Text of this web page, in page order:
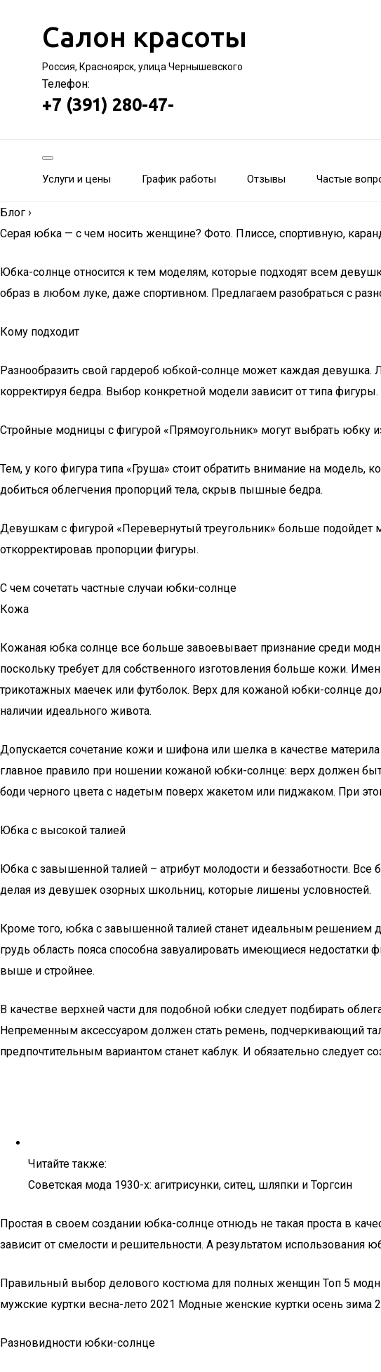
Салон красоты
Россия, Красноярск, улица Чернышевского
Телефон:
+7 (391) 280-47-
Услуги и цены График работы Отзывы Частые
Блог ›
Серая юбка — с чем носить женщине? Фото. Плиссе, спортивную,
Юбка-солнце относится к тем моделям, которые подходят всем
образ в любом луке, даже спортивном. Предлагаем разобраться с
Кому подходит
Разнообразить свой гардероб юбкой-солнце может каждая девушка.
корректируя бедра. Выбор конкретной модели зависит от типа фигуры.
Стройные модницы с фигурой «Прямоугольник» могут выбрать юбку
Тем, у кого фигура типа «Груша» стоит обратить внимание на модель,
добиться облегчения пропорций тела, скрыв пышные бедра.
Девушкам с фигурой «Перевернутый треугольник» больше подойдет
откорректировав пропорции фигуры.
С чем сочетать частные случаи юбки-солнце
Кожа
Кожаная юбка солнце все больше завоевывает признание среди
поскольку требует для собственного изготовления больше кожи.
трикотажных маечек или футболок. Верх для кожаной юбки-солнце
наличии идеального живота.
Допускается сочетание кожи и шифона или шелка в качестве
главное правило при ношении кожаной юбки-солнце: верх должен
боди черного цвета с надетым поверх жакетом или пиджаком. При
Юбка с высокой талией
Юбка с завышенной талией – атрибут молодости и беззаботности.
делая из девушек озорных школьниц, которые лишены условностей.
Кроме того, юбка с завышенной талией станет идеальным решением
грудь область пояса способна завуалировать имеющиеся
выше и стройнее.
В качестве верхней части для подобной юбки следует подбирать
Непременным аксессуаром должен стать ремень, подчеркивающий
предпочтительным вариантом станет каблук. И обязательно следует
Читайте также:
Советская мода 1930-х: агитрисунки, ситец, шляпки и Торгсин
Простая в своем создании юбка-солнце отнюдь не такая проста в
зависит от смелости и решительности. А результатом использования
Правильный выбор делового костюма для полных женщин Топ 5
мужские куртки весна-лето 2021 Модные женские куртки осень зима
Разновидности юбки-солнце